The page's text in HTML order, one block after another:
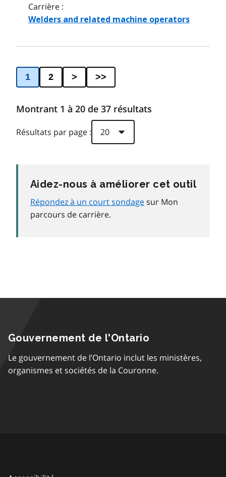
Carrière :
Welders and related machine operators
1 2 > >>
Montrant 1 à 20 de 37 résultats
Résultats par page :
Aidez-nous à améliorer cet outil
Répondez à un court sondagesur Mon
parcours de carrière.
Gouvernement de l'Ontario
Le gouvernement de l’Ontario inclut les ministères,
organismes et sociétés de la Couronne.